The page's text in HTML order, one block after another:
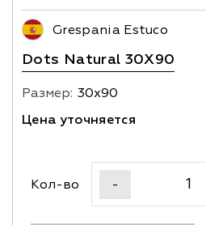
Grespania Estuco
Dots Naturаl 30X90
Размер: 30х90
Цена уточняется
Кол-во -